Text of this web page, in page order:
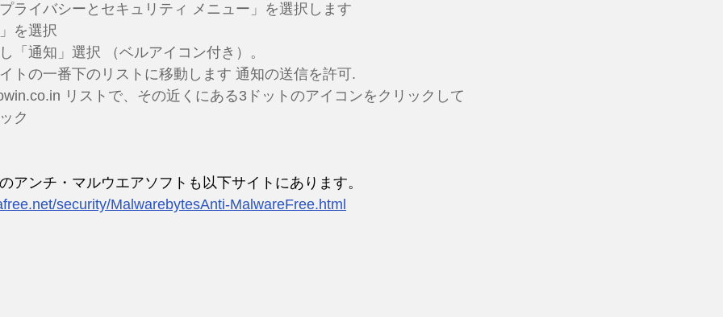
ライバシーとセキュリティ メニュー」を選択します
を選択
「通知」選択 （ベルアイコン付き）。
トの一番下のリストに移動します 通知の送信を許可.
リストで、その近くにある3ドットのアイコンをクリックして
ク
アンチ・マルウエアソフトも以下サイトにあります。
security/MalwarebytesAnti-MalwareFree.html